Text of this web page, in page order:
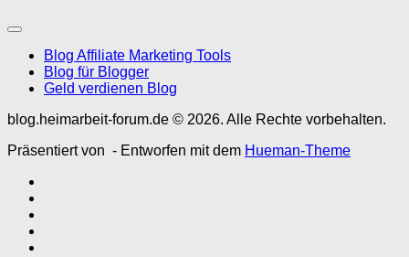
Blog Affiliate Marketing Tools
Blog für Blogger
Geld verdienen Blog
blog.heimarbeit-forum.de © 2026. Alle Rechte vorbehalten.
Präsentiert von - Entworfen mit dem Hueman-Theme